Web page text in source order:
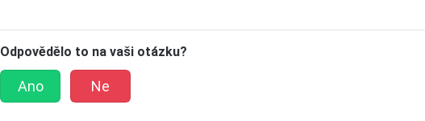
Odpovědělo to na vaši otázku?
Ano Ne